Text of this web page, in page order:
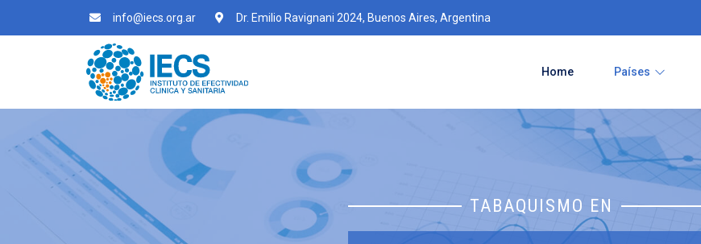
info@iecs.org.ar Dr. Emilio Ravignani 2024, Buenos Aires, Argentina
Home Países
TABAQUISMO EN